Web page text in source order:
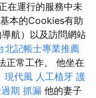
在運行的服務中未
基本的Cookies有助
航）以及訪問網站
北記帳士專業推薦
正常工作。 他坐在
現代風 人工植牙 護
期 抓漏 他的妻子